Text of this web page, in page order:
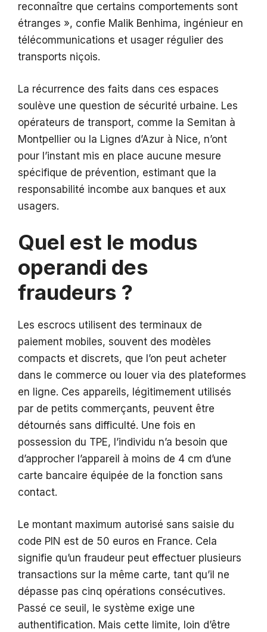
reconnaître que certains comportements sont
étranges », confie Malik Benhima, ingénieur en
télécommunications et usager régulier des
transports niçois.
La récurrence des faits dans ces espaces
soulève une question de sécurité urbaine. Les
opérateurs de transport, comme la Semitan à
Montpellier ou la Lignes d’Azur à Nice, n’ont
pour l’instant mis en place aucune mesure
spécifique de prévention, estimant que la
responsabilité incombe aux banques et aux
usagers.
Quel est le modus
operandi des
fraudeurs ?
Les escrocs utilisent des terminaux de
paiement mobiles, souvent des modèles
compacts et discrets, que l’on peut acheter
dans le commerce ou louer via des plateformes
en ligne. Ces appareils, légitimement utilisés
par de petits commerçants, peuvent être
détournés sans difficulté. Une fois en
possession du TPE, l’individu n’a besoin que
d’approcher l’appareil à moins de 4 cm d’une
carte bancaire équipée de la fonction sans
contact.
Le montant maximum autorisé sans saisie du
code PIN est de 50 euros en France. Cela
signifie qu’un fraudeur peut effectuer plusieurs
transactions sur la même carte, tant qu’il ne
dépasse pas cinq opérations consécutives.
Passé ce seuil, le système exige une
authentification. Mais cette limite, loin d’être